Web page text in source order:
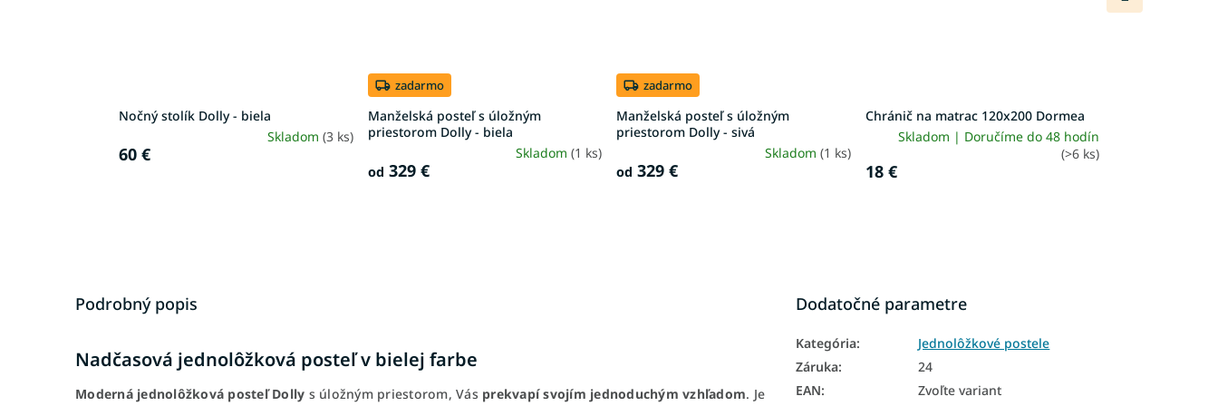
Nočný stolík Dolly - biela
Skladom (3 ks)
60 €
zadarmo
Manželská posteľ s úložným
priestorom Dolly - biela
Skladom (1 ks)
od 329 €
zadarmo
Manželská posteľ s úložným
priestorom Dolly - sivá
Skladom (1 ks)
od 329 €
Chránič na matrac 120x200 Dormea
Skladom | Doručíme do 48 hodín
(>6 ks)
18 €
Podrobný popis
Nadčasová jednolôžková posteľ v bielej farbe
Moderná jednolôžková posteľ Dolly s úložným priestorom, Vás prekvapí svojím jednoduchým vzhľadom. Je
Dodatočné parametre
Kategória:
Jednolôžkové postele
Záruka:
24
EAN:
Zvoľte variant